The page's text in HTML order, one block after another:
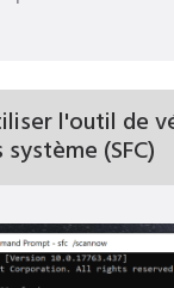
l'outil de
(SFC)